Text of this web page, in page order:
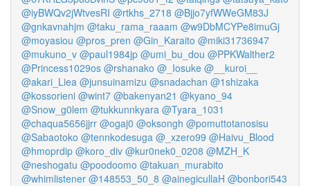
@iyBWQv2jWtvesRI @rtkhs_2718 @Bjjo7yfWWeGM83J
@gnkavnahjm @taku_rama_raaam @w9DbMCYPe8imuGj
@moyasiou @pros_pren @Gin_Karaito @miki31736947
@mukuno_v @paul1984jp @umi_bu_dou @PPKWalther2
@Princess1029os @rshanako @_Iosuke @__kuroi__
@akari_Liea @junsuinamizu @snadachan @1shizaka
@kossorieni @wint7 @bakenyan21 @kyano_94
@Snow_g0lem @tukkunnkyara @Tyara_1031
@chaqua5656jjrr @ogaj0 @oksongh @pomuttotanosisu
@Sabaotoko @tennkodesuga @_xzero99 @Haivu_Blood
@hmoprdip @koro_div @kur0nek0_0208 @MZH_K
@neshogatu @poodoomo @takuan_murabito
@whimlistener @148553_50_8 @ainegicullaH @bonbori543